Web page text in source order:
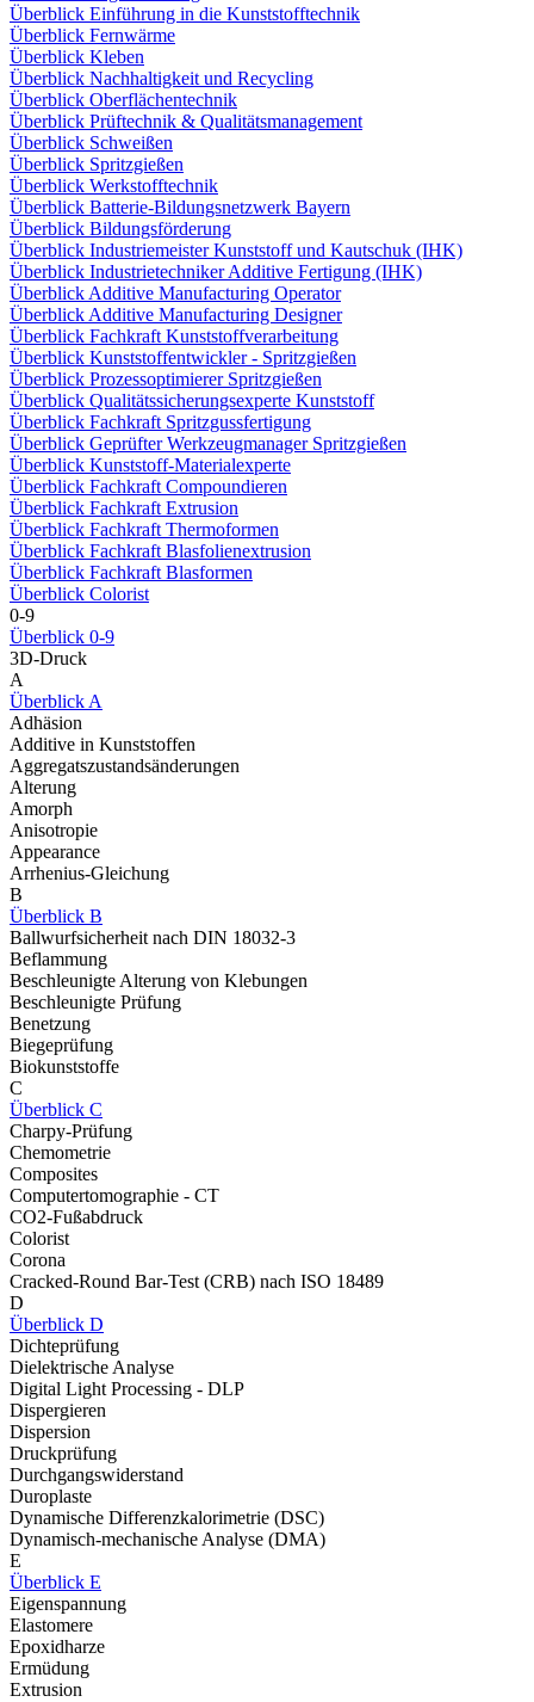
Überblick Einführung in die Kunststofftechnik
Überblick Fernwärme
Überblick Kleben
Überblick Nachhaltigkeit und Recycling
Überblick Oberflächentechnik
Überblick Prüftechnik & Qualitätsmanagement
Überblick Schweißen
Überblick Spritzgießen
Überblick Werkstofftechnik
Überblick Batterie-Bildungsnetzwerk Bayern
Überblick Bildungsförderung
Überblick Industriemeister Kunststoff und Kautschuk (IHK)
Überblick Industrietechniker Additive Fertigung (IHK)
Überblick Additive Manufacturing Operator
Überblick Additive Manufacturing Designer
Überblick Fachkraft Kunststoffverarbeitung
Überblick Kunststoffentwickler - Spritzgießen
Überblick Prozessoptimierer Spritzgießen
Überblick Qualitätssicherungsexperte Kunststoff
Überblick Fachkraft Spritzgussfertigung
Überblick Geprüfter Werkzeugmanager Spritzgießen
Überblick Kunststoff-Materialexperte
Überblick Fachkraft Compoundieren
Überblick Fachkraft Extrusion
Überblick Fachkraft Thermoformen
Überblick Fachkraft Blasfolienextrusion
Überblick Fachkraft Blasformen
Überblick Colorist
0-9
Überblick 0-9
3D-Druck
A
Überblick A
Adhäsion
Additive in Kunststoffen
Aggregatszustandsänderungen
Alterung
Amorph
Anisotropie
Appearance
Arrhenius-Gleichung
B
Überblick B
Ballwurfsicherheit nach DIN 18032-3
Beflammung
Beschleunigte Alterung von Klebungen
Beschleunigte Prüfung
Benetzung
Biegeprüfung
Biokunststoffe
C
Überblick C
Charpy-Prüfung
Chemometrie
Composites
Computertomographie - CT
CO2-Fußabdruck
Colorist
Corona
Cracked-Round Bar-Test (CRB) nach ISO 18489
D
Überblick D
Dichteprüfung
Dielektrische Analyse
Digital Light Processing - DLP
Dispergieren
Dispersion
Druckprüfung
Durchgangswiderstand
Duroplaste
Dynamische Differenzkalorimetrie (DSC)
Dynamisch-mechanische Analyse (DMA)
E
Überblick E
Eigenspannung
Elastomere
Epoxidharze
Ermüdung
Extrusion